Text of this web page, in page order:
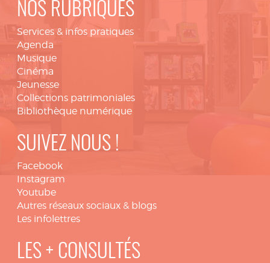
NOS RUBRIQUES
Services & infos pratiques
Agenda
Musique
Cinéma
Jeunesse
Collections patrimoniales
Bibliothèque numérique
SUIVEZ NOUS !
Facebook
Instagram
Youtube
Autres réseaux sociaux & blogs
Les infolettres
LES + CONSULTÉS